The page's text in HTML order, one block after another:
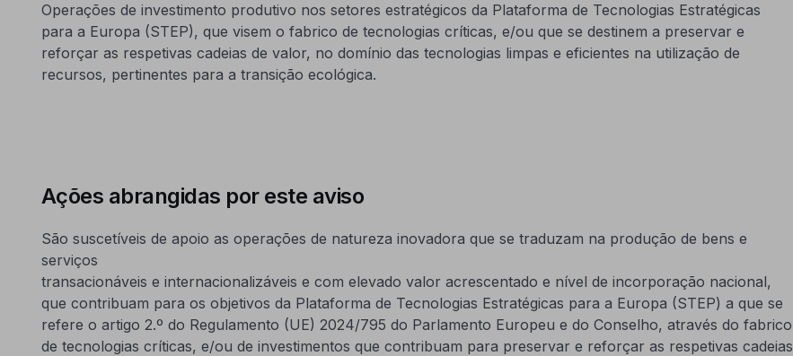
Operações de investimento produtivo nos setores estratégicos da Plataforma de Tecnologias Estratégicas
para a Europa (STEP), que visem o fabrico de tecnologias críticas, e/ou que se destinem a preservar e
reforçar as respetivas cadeias de valor, no domínio das tecnologias limpas e eficientes na utilização de
recursos, pertinentes para a transição ecológica.
Ações abrangidas por este aviso
São suscetíveis de apoio as operações de natureza inovadora que se traduzam na produção de bens e
serviços
transacionáveis e internacionalizáveis e com elevado valor acrescentado e nível de incorporação nacional,
que contribuam para os objetivos da Plataforma de Tecnologias Estratégicas para a Europa (STEP) a que se
refere o artigo 2.º do Regulamento (UE) 2024/795 do Parlamento Europeu e do Conselho, através do fabrico
de tecnologias críticas, e/ou de investimentos que contribuam para preservar e reforçar as respetivas cadeias